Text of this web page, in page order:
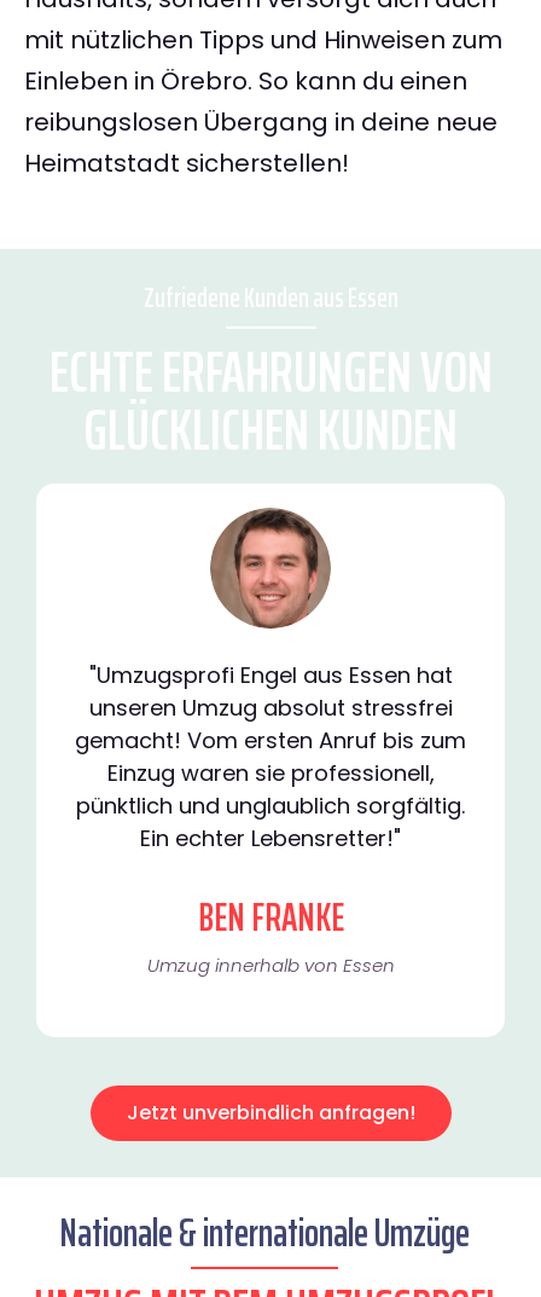
mit nützlichen Tipps und Hinweisen zum
Einleben in Örebro. So kann du einen
reibungslosen Übergang in deine neue
Heimatstadt sicherstellen!
Zufriedene Kunden aus Essen
ECHTE ERFAHRUNGEN VON
GLÜCKLICHEN KUNDEN
"Umzugsprofi Engel aus Essen hat
unseren Umzug absolut stressfrei
gemacht! Vom ersten Anruf bis zum
Einzug waren sie professionell,
pünktlich und unglaublich sorgfältig.
Ein echter Lebensretter!"
BEN FRANKE
Umzug innerhalb von Essen​
Jetzt unverbindlich anfragen!
Nationale & internationale Umzüge